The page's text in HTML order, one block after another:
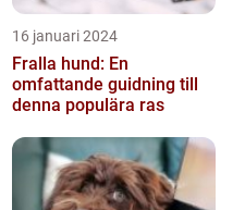
16 januari 2024
Fralla hund: En
omfattande guidning till
denna populära ras